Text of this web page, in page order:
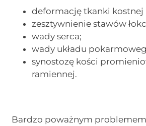
deformację tkanki kostnej
zesztywnienie stawów
wady serca;
wady układu
synostozę kości
ramiennej.
Bardzo poważnym